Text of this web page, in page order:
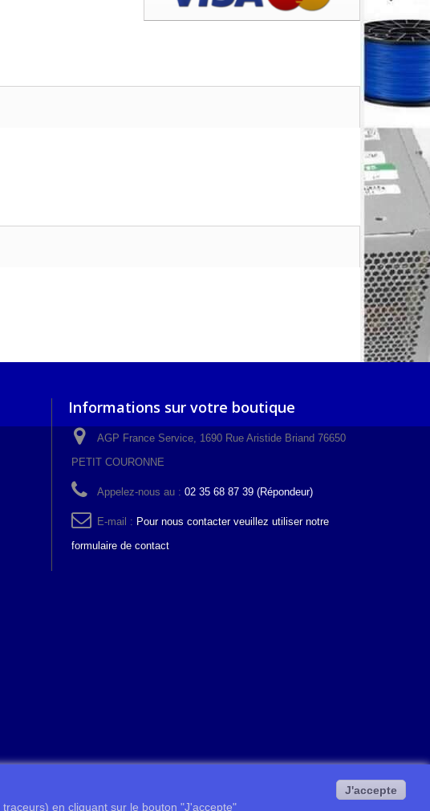
Informations sur votre boutique
AGP France Service, 1690 Rue Aristide Briand 76650
PETIT COURONNE
Appelez-nous au : 02 35 68 87 39 (Répondeur)
E-mail : Pour nous contacter veuillez utiliser notre
formulaire de contact
en cliquant sur le bouton "J'accepte"
J'accepte